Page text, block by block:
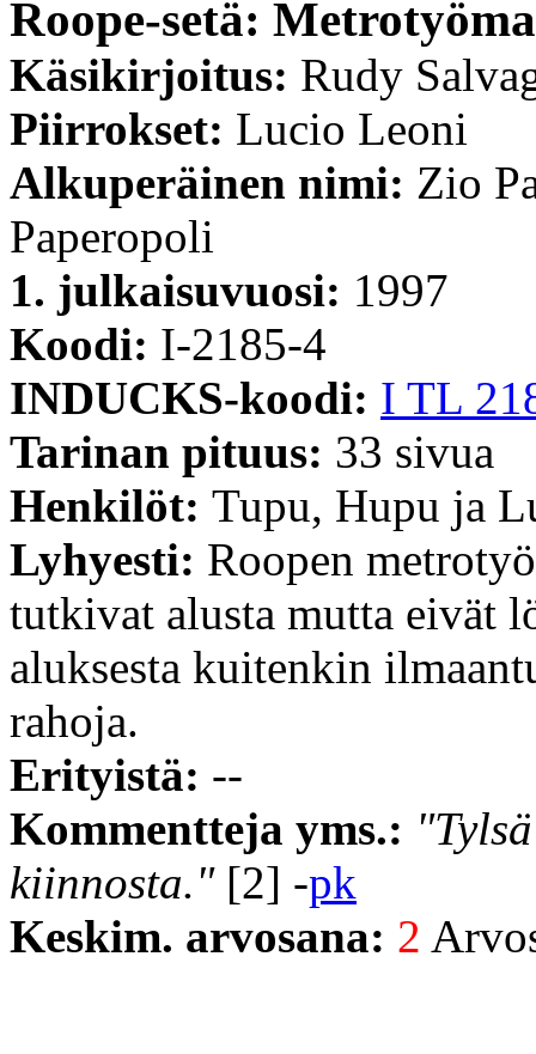
Roope-setä:
Käsikirjoitus: Rudy
Piirrokset: Lucio Leoni
Alkuperäinen nimi: Zio
Paperopoli
1. julkaisuvuosi: 1997
Koodi: I-2185-4
INDUCKS-koodi: I TL
Tarinan pituus: 33 sivua
Henkilöt: Tupu, Hupu ja
Lyhyesti: Roopen
tutkivat alusta mutta eivät
aluksesta kuitenkin
rahoja.
Erityistä: --
Kommentteja yms.:
kiinnosta."[2] -pk
Keskim. arvosana: 2